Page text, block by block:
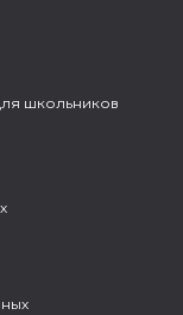
школьников